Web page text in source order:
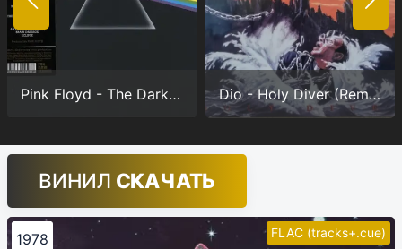
ВОЙТИ
Регистрация
Pink Floyd - The Dark Side Of The Moon (Anniversary version) (24/192.0) Dio - Holy Diver (Remastered) (24/96.0)
ВИНИЛ СКАЧАТЬ
FLAC (tracks+.cue)
1978